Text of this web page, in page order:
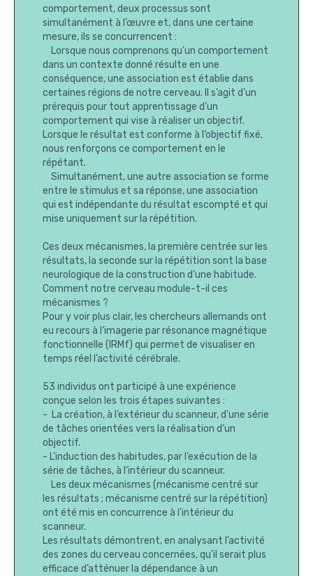
comportement, deux processus sont
simultanément à l’œuvre et, dans une certaine
mesure, ils se concurrencent :
Lorsque nous comprenons qu’un comportement
dans un contexte donné résulte en une
conséquence, une association est établie dans
certaines régions de notre cerveau. Il s’agit d’un
prérequis pour tout apprentissage d’un
comportement qui vise à réaliser un objectif.
Lorsque le résultat est conforme à l’objectif fixé,
nous renforçons ce comportement en le
répétant.
Simultanément, une autre association se forme
entre le stimulus et sa réponse, une association
qui est indépendante du résultat escompté et qui
mise uniquement sur la répétition.
Ces deux mécanismes, la première centrée sur les
résultats, la seconde sur la répétition sont la base
neurologique de la construction d’une habitude.
Comment notre cerveau module-t-il ces
mécanismes ?
Pour y voir plus clair, les chercheurs allemands ont
eu recours à l’imagerie par résonance magnétique
fonctionnelle (IRMf) qui permet de visualiser en
temps réel l’activité cérébrale.
53 individus ont participé à une expérience
conçue selon les trois étapes suivantes :
- La création, à l’extérieur du scanneur, d’une série
de tâches orientées vers la réalisation d’un
objectif.
- L’induction des habitudes, par l’exécution de la
série de tâches, à l’intérieur du scanneur.
Les deux mécanismes (mécanisme centré sur
les résultats ; mécanisme centré sur la répétition)
ont été mis en concurrence à l’intérieur du
scanneur.
Les résultats démontrent, en analysant l’activité
des zones du cerveau concernées, qu’il serait plus
efficace d’atténuer la dépendance à un